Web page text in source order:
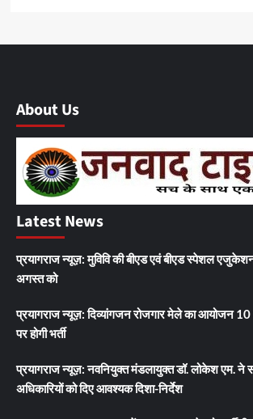
About Us
Latest News
प्रयागराज न्यूज़: मुविवि की बीएड एवं बीएड स्पेशल एजुकेशन
अगस्त को
प्रयागराज न्यूज़: दिव्यांगजन रोजगार मेले का आयोजन
पर होगी भर्ती
प्रयागराज न्यूज़: नवनियुक्त मंडलायुक्त डॉ. लोकेश एम. ने
अधिकारियों को दिए आवश्यक दिशा-निर्देश